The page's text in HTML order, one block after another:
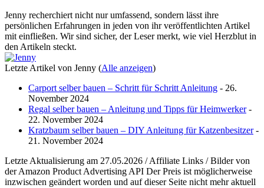
Jenny recherchiert nicht nur umfassend, sondern lässt ihre
persönlichen Erfahrungen in jeden von ihr veröffentlichten Artikel
mit einfließen. Wir sind sicher, der Leser merkt, wie viel Herzblut in
den Artikeln steckt.
Letzte Artikel von Jenny (Alle anzeigen)
Carport selber bauen – Schritt für Schritt Anleitung - 26.
November 2024
Regal selber bauen – Anleitung und Tipps für Heimwerker-
22. November 2024
Kratzbaum selber bauen – DIY Anleitung für Katzenbesitzer-
21. November 2024
Letzte Aktualisierung am 27.05.2026 / Affiliate Links / Bilder von
der Amazon Product Advertising API Der Preis ist möglicherweise
inzwischen geändert worden und auf dieser Seite nicht mehr aktuell